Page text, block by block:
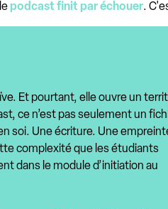
podcast finit par échouer.
Et pourtant, elle ouvre un
ce n’est pas seulement un
soi. Une écriture. Une
complexité que les étudiants
dans le module d’initiation au